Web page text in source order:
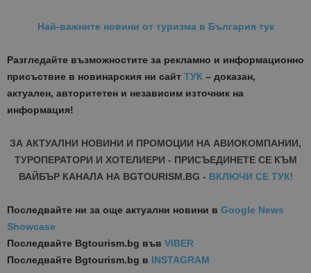
Най-важните новини от туризма в България тук
Разгледайте възможностите за рекламно и информационно
присъствие в новинарския ни сайт ТУК – доказан,
актуален, авторитетен и независим източник на
информация!
ЗА АКТУАЛНИ НОВИНИ И ПРОМОЦИИ НА АВИОКОМПАНИИ,
ТУРОПЕРАТОРИ И ХОТЕЛИЕРИ - ПРИСЪЕДИНЕТЕ СЕ КЪМ
ВАЙБЪР КАНАЛА НА BGTOURISM.BG - ВКЛЮЧИ СЕ ТУК!
Последвайте ни за още актуални новини в Google News
Showcase
Последвайте Bgtourism.bg във VIBER
Последвайте Bgtourism.bg в INSTAGRAM